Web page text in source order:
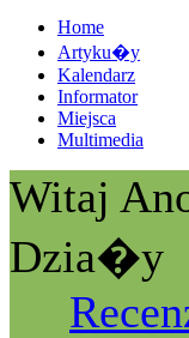
Home
Artyku�y
Kalendarz
Informator
Miejsca
Multimedia
Witaj
Dzia�y